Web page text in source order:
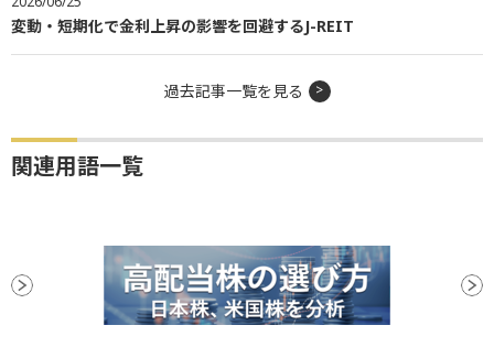
変動・短期化で金利上昇の影響を回避するJ-REIT
過去記事一覧を見る
関連用語一覧